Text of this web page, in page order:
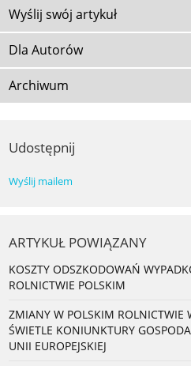
Wyślij swój artykuł
Dla Autorów
Archiwum
Udostępnij
Wyślij mailem
ARTYKUŁ POWIĄZANY
KOSZTY ODSZKODOWAŃ
ROLNICTWIE POLSKIM
ZMIANY W POLSKIM ROLNICTWIE
ŚWIETLE KONIUNKTURY
UNII EUROPEJSKIEJ